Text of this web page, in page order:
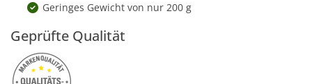
Geringes Gewicht von nur 200 g
Geprüfte Qualität